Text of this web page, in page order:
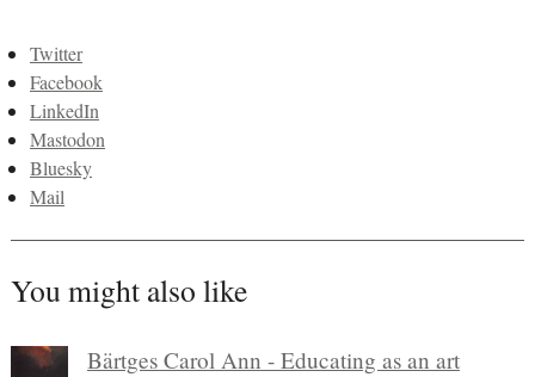
Twitter
Facebook
LinkedIn
Mastodon
Bluesky
Mail
You might also like
Bärtges Carol Ann - Educating as an art